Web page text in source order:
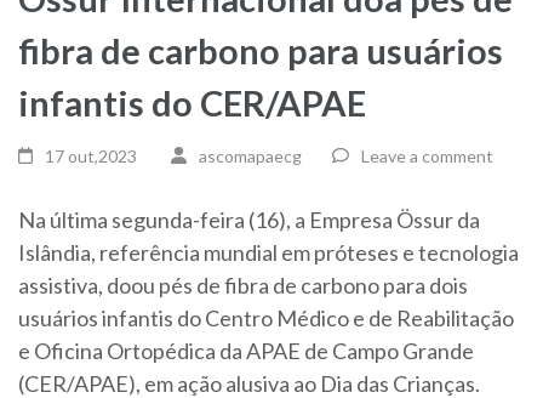
fibra de carbono para usuários
infantis do CER/APAE
17 out,2023 ascomapaecg Leave a comment
Na última segunda-feira (16), a Empresa Össur da
Islândia, referência mundial em próteses e tecnologia
assistiva, doou pés de fibra de carbono para dois
usuários infantis do Centro Médico e de Reabilitação
e Oficina Ortopédica da APAE de Campo Grande
(CER/APAE), em ação alusiva ao Dia das Crianças.